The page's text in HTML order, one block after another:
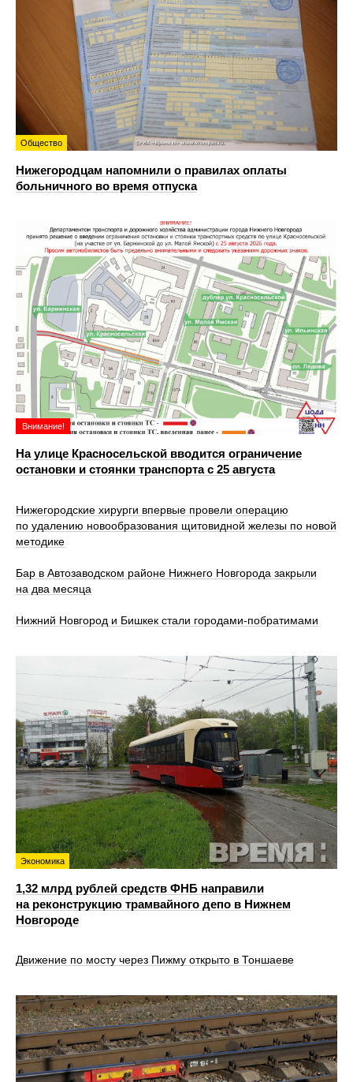
Общество
Нижегородцам напомнили о правилах оплаты
больничного во время отпуска
Внимание!
На улице Красносельской вводится ограничение
остановки и стоянки транспорта с 25 августа
Нижегородские хирурги впервые провели операцию
по удалению новообразования щитовидной железы по новой
методике
Бар в Автозаводском районе Нижнего Новгорода закрыли
на два месяца
Нижний Новгород и Бишкек стали городами-побратимами
Экономика
1,32 млрд рублей средств ФНБ направили
на реконструкцию трамвайного депо в Нижнем
Новгороде
Движение по мосту через Пижму открыто в Тоншаеве